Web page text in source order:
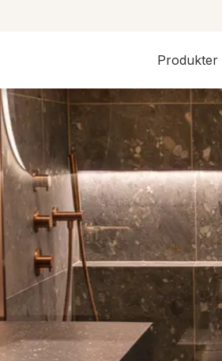
Produkter